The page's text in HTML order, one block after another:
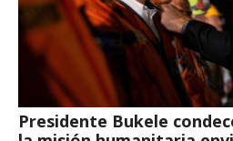
Presidente Bukele